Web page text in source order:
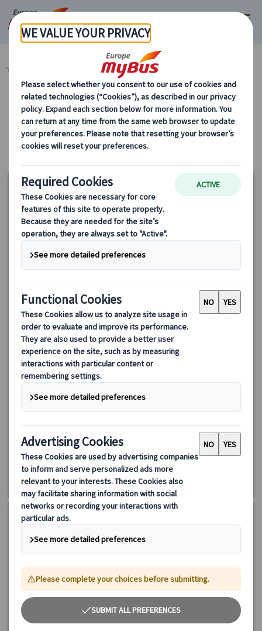
マイバス・ヨーロッパ ドイツ (28) ミュンヘン (9)
カテゴリーから探す
ツアータイプ
20%
OFF
【ミュンヘン発】ノイシュバンシュタイン城ツアー｜リンダー
ホーフ城＆ヴィース教会 世界遺産巡り（日本語ガイド・シャ
トルバス込み）
ミュンヘン発の日帰りバスツアーでドイツの世界遺産を満喫！ノ
イシュバンシュタイン城、リンダーホーフ城、ヴィース教会の入
フ城ヴィーナスの洞窟も体験可能。効率よく絶景と名所を巡れる
充実ツアーです。
詳細を見る
🔶通常プラン:
《8～9月》火・水・木曜日、8/8～10・14～16、9/19～21
《10月》 火・木曜日
《11月》23・24・26・28~30
《12月》月・火・木・土・日曜日、12/23・30
《1月》2・3・4
《2～3月》火・木・日曜日、2/8
※除外日は空席カレンダーをご覧ください。
催行確定日
8月8日～14日、16日、19日、20日、25日、27日、9月17日、21
限定プラン:
《8月》3・17・24・31
《9月》7・14
【催行最少人数】10名
約11時間30分